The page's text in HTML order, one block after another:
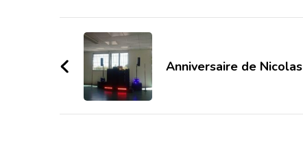
Navigation
d'article
Anniversaire de Nicolas